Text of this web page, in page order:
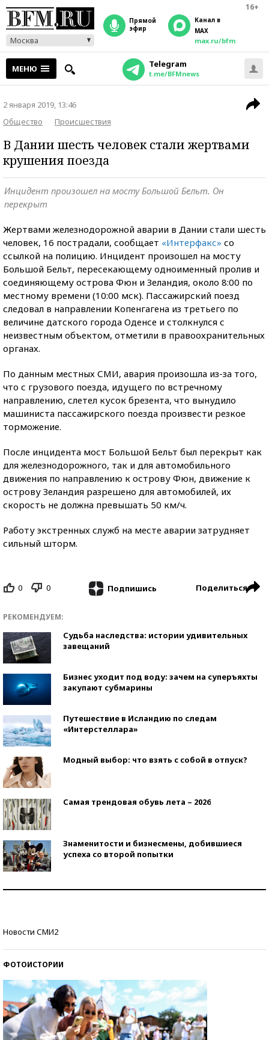
16+
Москва
прямой
эфир
Канал в
MAX
max.ru/bfm
МЕНЮ Telegram
t.me/BFMnews
2 января 2019, 13:46
Общество
Происшествия
В Дании шесть человек стали жертвами
крушения поезда
Инцидент произошел на мосту Большой Бельт. Он
перекрыт
Жертвами железнодорожной аварии в Дании стали шесть
человек, 16 пострадали, сообщает «Интерфакс» со
ссылкой на полицию. Инцидент произошел на мосту
Большой Бельт, пересекающему одноименный пролив и
соединяющему острова Фюн и Зеландия, около 8:00 по
местному времени (10:00 мск). Пассажирский поезд
следовал в направлении Копенгагена из третьего по
величине датского города Оденсе и столкнулся с
неизвестным объектом, отметили в правоохранительных
органах.
По данным местных СМИ, авария произошла из-за того,
что с грузового поезда, идущего по встречному
направлению, слетел кусок брезента, что вынудило
машиниста пассажирского поезда произвести резкое
торможение.
После инцидента мост Большой Бельт был перекрыт как
для железнодорожного, так и для автомобильного
движения по направлению к острову Фюн, движение к
острову Зеландия разрешено для автомобилей, их
скорость не должна превышать 50 км/ч.
Работу экстренных служб на месте аварии затрудняет
сильный шторм.
0 0 Подпишись Поделиться
РЕКОМЕНДУЕМ:
Судьба наследства: истории удивительных
завещаний
Бизнес уходит под воду: зачем на суперъяхты
закупают субмарины
Путешествие в Исландию по следам
«Интерстеллара»
Модный выбор: что взять с собой в отпуск?
Самая трендовая обувь лета – 2026
Знаменитости и бизнесмены, добившиеся
успеха со второй попытки
Новости СМИ2
ФОТОИСТОРИИ